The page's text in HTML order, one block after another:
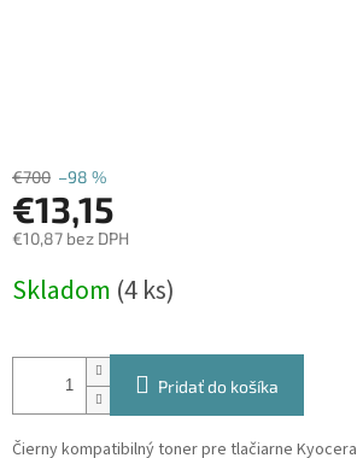
€700 –98 %
€13,15
€10,87 bez DPH
cena:
Skladom (4 ks)
Pridať do košíka
Čierny kompatibilný toner pre tlačiarne Kyocera